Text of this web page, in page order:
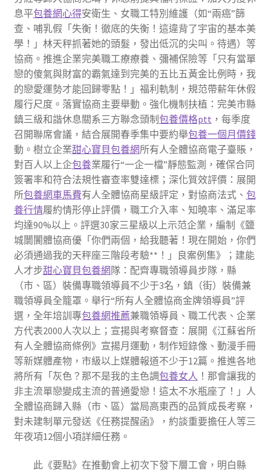
息平包養網心得安衛生、女職工特別維護（如“兩癌”篩
查、哺乳假「失衡！徹底的失衡！這違背了宇宙的基本美
學！」林天秤抓著她的頭髮，發出低沉的尖叫。待遇）等
協商。推進企業完美職工療療養、彌補保險等「只有當單
戀的傻氣與財富的霸氣達到完美的五比五黃金比例時，我
的戀愛運勢才能回歸零點！」福利軌制，規范帶薪年休假
履行尺度。落實協商主要舉動。強化機制扶植：完美市縣
鎮三級和諧休息關系三方聯念頭制包養價格ptt ，每季度
召開聯席會議，結合展開春季集中要約舉包養一個月價錢
動。樹立企業甜心寶貝包養網所有人全體協商電子臺賬，
對百人以上企包養業履行“一企一檔”靜態監測，確保合同
簽署率和符合法規性審查率雙達標；深化質效評價：展開
所包養網車馬費有人全體協商星級評定，對協商法式、 包
養行情履約情形停止評價，職工介入率、知曉率、滿足率
均達90%以上。評選30家三星級以上示范企業，編制《鹽
城闤闠體協商優「你們兩個，給我聽著！現在開始，你們
必須通過我的天秤座三階段考驗**！」良案例集》；建能
人才步甜心寶貝包養網隊：配齊專職領導員步隊，縣
（市、區）裝備專職領導員不少于3名，鎮（街）裝備兼
職領導員全籠罩。舉行“所有人全體協商金牌領導員”評
選，全年培訓專包養網推薦兼職領導員、職工代表、企業
方代表2000人次以上；宣揚與考察督查：展開《江蘇省所
有人全體協商條例》宣揚月運動，制作短錄像、動漫手冊
等新媒體產物，市級以上媒體報道不少于12篇。推進各地
將所有「灰色？那不是我的主色調包養女人 ！那會讓我的
非主流單戀變成主流的普通愛戀！這太不水瓶座了！」人
全體協商歸入縣（市、區）當局高東西的品質成長考察，
對未建制單元發送《任務提醒函》，約談重要擔任人等三
年夜項12個小項詳細任務。
此《要點》在推動會上初次下發下層工會，明白縣